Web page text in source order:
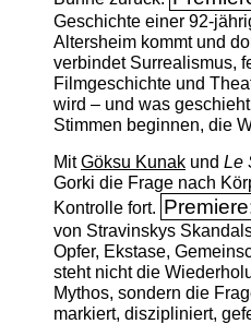
Geschichte einer 92-
Altersheim kommt und
verbindet Surrealismus,
Filmgeschichte und
wird – und was
Stimmen beginnen, die
MitGöksu Kunakund Le
Gorki die Frage nach
Kontrolle fort.
von Stravinskys
Opfer, Ekstase,
steht nicht die
Mythos, sondern die
markiert, diszipliniert,